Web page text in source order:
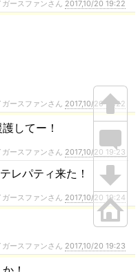
ースファンさん 2017,10/20 19:22
ースファンさん 2017,10/20 19:22
してー！
ースファンさん 2017,10/20 19:23
レパティ来た！
ースファンさん 2017,10/20 19:24
ースファンさん 2017,10/20 19:23